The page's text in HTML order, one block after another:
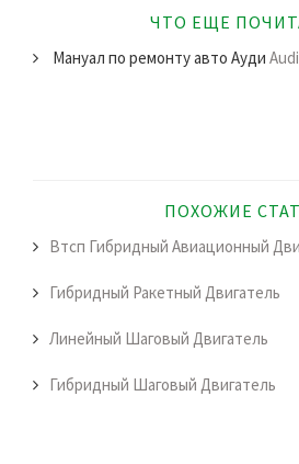
ЧТО ЕЩЕ
Мануал по ремонту авто Ауди
ПОХОЖИЕ
Втсп Гибридный Авиационный
Гибридный Ракетный Двигатель
Линейный Шаговый Двигатель
Гибридный Шаговый Двигатель